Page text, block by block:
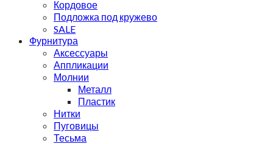
Кордовое
Подложка под кружево
SALE
Фурнитура
Аксессуары
Аппликации
Молнии
Металл
Пластик
Нитки
Пуговицы
Тесьма